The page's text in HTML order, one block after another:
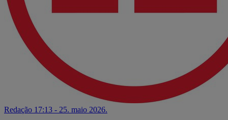
Redação 17:13 - 25. maio 2026.